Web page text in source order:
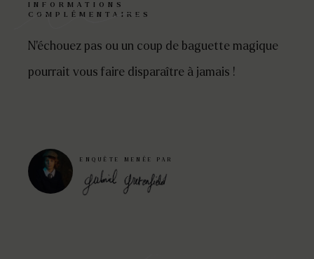
INFORMATIONS
COMPLÉMENTAIRES
N’échouez pas ou un coup de baguette magique
pourrait vous faire disparaître à jamais !
ENQUÊTE MENÉE PAR